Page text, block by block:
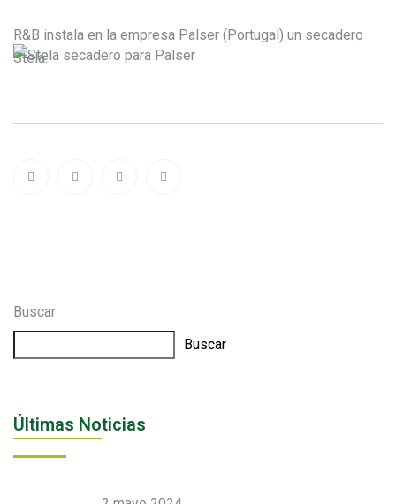
R&B instala en la empresa Palser (Portugal) un secadero
Stela.
Buscar
Buscar
Últimas Noticias